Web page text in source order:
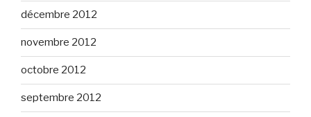
décembre 2012
novembre 2012
octobre 2012
septembre 2012